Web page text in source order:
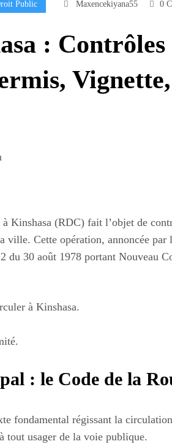
Public Maxencekiyana55 0
:
(RDC) fait l’objet de
ville. Cette opération, annoncée
30 août 1978 portant Nouveau
à Kinshasa.
: le Code de la
fondamental régissant la
tout usager de la voie publique.